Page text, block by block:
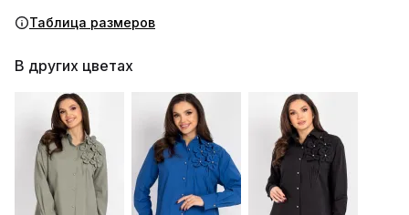
Таблица размеров
В других цветах